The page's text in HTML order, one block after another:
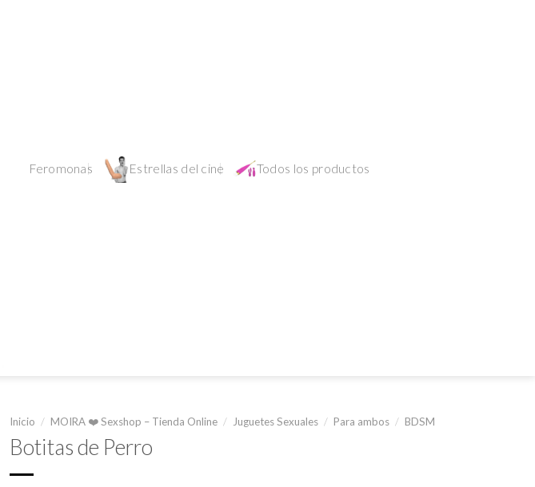
Feromonas Estrellas del cine Todos los productos
Inicio / MOIRA ❤️ Sexshop – Tienda Online / Juguetes Sexuales / Para ambos / BDSM
Botitas de Perro